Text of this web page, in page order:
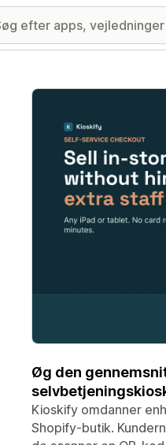
Galleri med udvalgte
Øg den
Kioskify omdanner
Shopify-butik.